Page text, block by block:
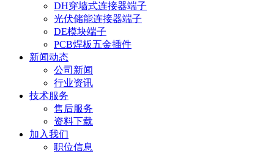
DH穿墙式连接器端子
光伏储能连接器端子
DE模块端子
PCB焊板五金插件
新闻动态
公司新闻
行业资讯
技术服务
售后服务
资料下载
加入我们
职位信息